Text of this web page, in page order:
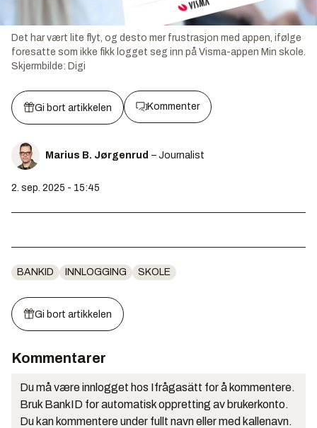
Det har vært lite flyt, og desto mer frustrasjon med appen, ifølge
foresatte som ikke fikk logget seg inn på Visma-appen Min skole.
Skjermbilde: Digi
Gi bort artikkelen Kommenter
Marius B. Jørgenrud – Journalist
2. sep. 2025 - 15:45
BANKID INNLOGGING SKOLE
Gi bort artikkelen
Kommentarer
Du må være innlogget hos Ifrågasätt for å kommentere.
Bruk BankID for automatisk oppretting av brukerkonto.
Du kan kommentere under fullt navn eller med kallenavn.